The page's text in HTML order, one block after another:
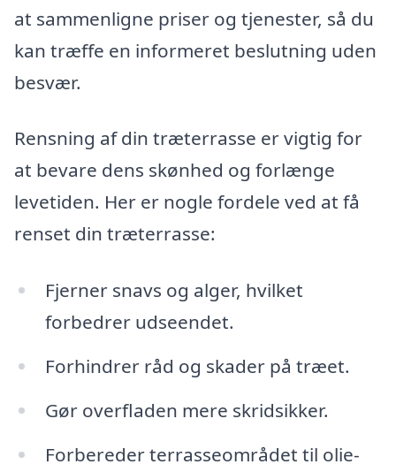
at sammenligne priser og tjenester, så du
kan træffe en informeret beslutning uden
besvær.
Rensning af din træterrasse er vigtig for
at bevare dens skønhed og forlænge
levetiden. Her er nogle fordele ved at få
renset din træterrasse:
Fjerner snavs og alger, hvilket
forbedrer udseendet.
Forhindrer råd og skader på træet.
Gør overfladen mere skridsikker.
Forbereder terrasseområdet til olie-